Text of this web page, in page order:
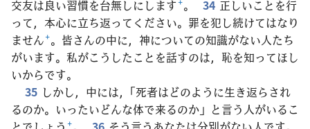
交友は良い習慣を台無しにします+。 34 正しいことを行
って，本心に立ち返ってください。罪を犯し続けてはなり
ません+。皆さんの中に，神についての知識がない人たち
がいます。私がこうしたことを話すのは，恥を知ってほし
いからです。
35 しかし，中には，「死者はどのように生き返らされ
るのか。いったいどんな体で来るのか」と言う人がいるこ